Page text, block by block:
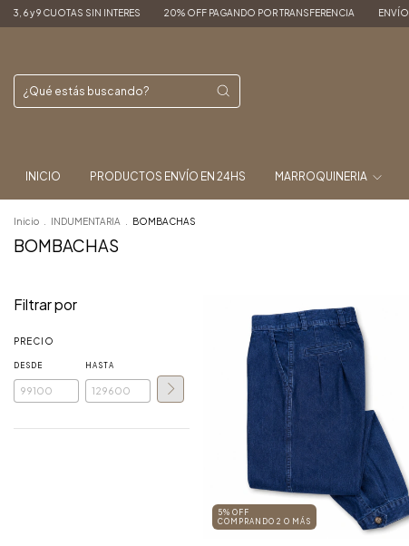
20% OFF PAGANDO POR TRANSFERENCIA ENVÍOS A TODO EL PAÍS
INICIO PRODUCTOS ENVÍO EN 24HS MARROQUINERIA
Inicio INDUMENTARIA BOMBACHAS
BOMBACHAS
Filtrar por
PRECIO
DESDE HASTA
5% OFF
COMPRANDO 2 O MÁS